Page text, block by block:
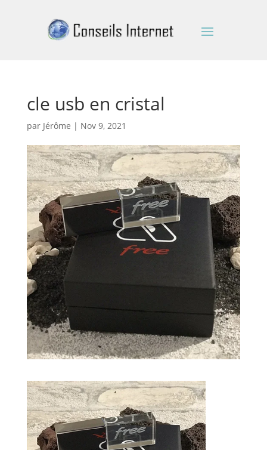
cle usb en cristal
par Jérôme | Nov 9, 2021